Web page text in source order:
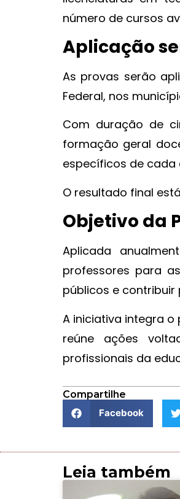
número de cursos
Aplicação
As provas serão
Federal, nos
Com duração de
formação geral
específicos de cada
O resultado final
Objetivo da
Aplicada
professores para
públicos e
A iniciativa integra o
reúne ações
profissionais da
Compartilhe
Facebook
Leia também